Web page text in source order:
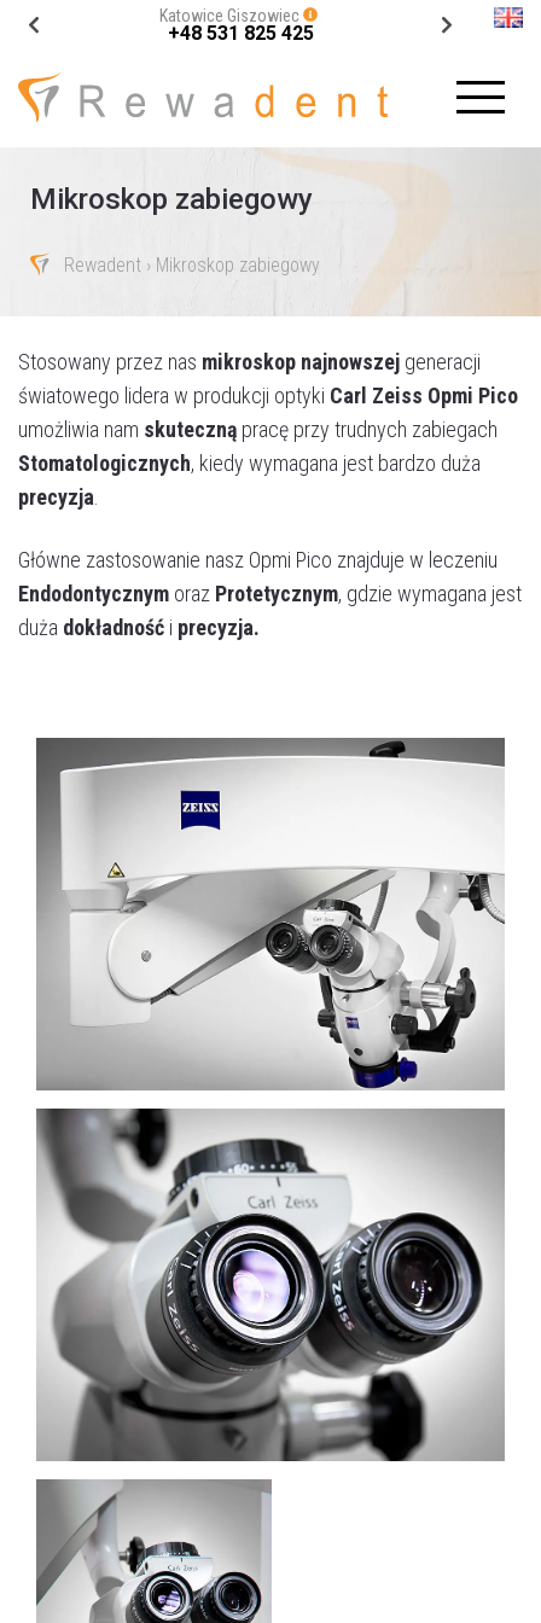
Katowice Giszowiec
+48 531 825 425
Mikroskop zabiegowy
Rewadent › Mikroskop zabiegowy
Stosowany przez nas mikroskop najnowszej generacji
światowego lidera w produkcji optyki Carl Zeiss Opmi Pico
umożliwia nam skuteczną pracę przy trudnych zabiegach
Stomatologicznych, kiedy wymagana jest bardzo duża
precyzja
Główne zastosowanie nasz Opmi Pico znajduje w leczeniu
Endodontycznym oraz Protetycznym, gdzie wymagana jest
duża dokładność i precyzja.